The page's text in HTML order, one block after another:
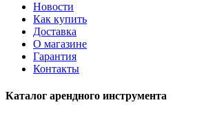
Новости
Как купить
Доставка
О магазине
Гарантия
Контакты
Каталог арендного инструмента